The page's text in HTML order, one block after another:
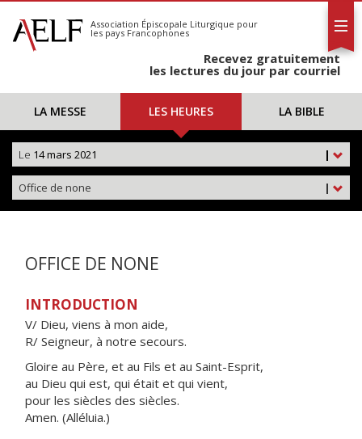
S'abonner
Calendrier
Association Épiscopale Liturgique pour
les pays Francophones
Recevez gratuitement
les lectures du jour par courriel
LA MESSE LES HEURES LA BIBLE
|
Le 14 mars 2021
|
Office de none
OFFICE DE NONE
INTRODUCTION
V/ Dieu, viens à mon aide,
R/ Seigneur, à notre secours.
Gloire au Père, et au Fils et au Saint-Esprit,
au Dieu qui est, qui était et qui vient,
pour les siècles des siècles.
Amen. (Alléluia.)